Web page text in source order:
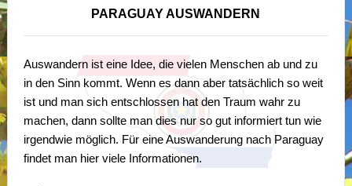
PARAGUAY AUSWANDERN
Auswandern ist eine Idee, die vielen Menschen ab und zu
in den Sinn kommt. Wenn es dann aber tatsächlich so weit
ist und man sich entschlossen hat den Traum wahr zu
machen, dann sollte man dies nur so gut informiert tun wie
irgendwie möglich. Für eine Auswanderung nach Paraguay
findet man hier viele Informationen.